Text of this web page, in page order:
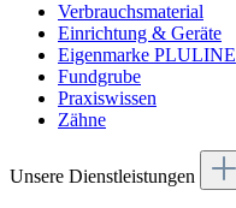
Verbrauchsmaterial
Einrichtung & Geräte
Eigenmarke PLULINE
Fundgrube
Praxiswissen
Zähne
Unsere Dienstleistungen